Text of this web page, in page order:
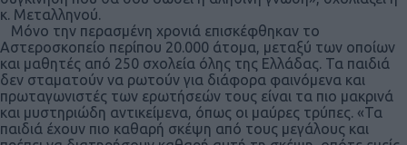
κ. Μεταλληνού.
Μόνο την περασμένη χρονιά επισκέφθηκαν το
Αστεροσκοπείο περίπου 20.000 άτομα, μεταξύ των οποίων
και μαθητές από 250 σχολεία όλης της Ελλάδας. Τα παιδιά
δεν σταματούν να ρωτούν για διάφορα φαινόμενα και
πρωταγωνιστές των ερωτήσεών τους είναι τα πιο μακρινά
και μυστηριώδη αντικείμενα, όπως οι μαύρες τρύπες. «Τα
παιδιά έχουν πιο καθαρή σκέψη από τους μεγάλους και